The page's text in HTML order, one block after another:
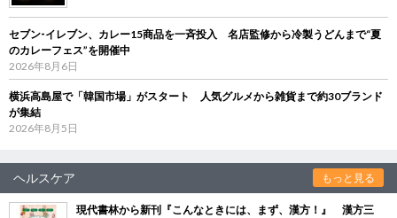
セブン‐イレブン、カレー15商品を一斉投入 名店監修から冷製うどんまで“夏
のカレーフェス”を開催中
2026年8月6日
横浜高島屋で「韓国市場」がスタート 人気グルメから雑貨まで約30ブランド
が集結
2026年8月5日
ヘルスケア もっと見る
現代書林から新刊『こんなときには、まず、漢方！』 漢方三